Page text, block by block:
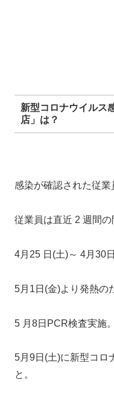
新型コロナウイルス
店」は？
感染が確認された従業
従業員は直近 2 週間の
4月25 日(土)～ 4月30
5月1日(金)より発熱の
5 月8日PCR検査実施。
5月9日(土)に新型コロ
と。